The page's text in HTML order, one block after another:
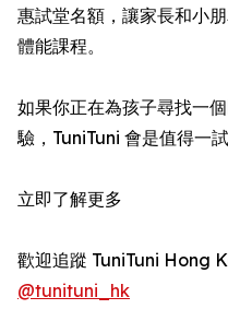
惠試堂名額，讓家長和小
體能課程。
如果你正在為孩子尋找一
驗，TuniTuni 會是值得一
立即了解更多
歡迎追蹤 TuniTuni Hong
@tunituni_hk